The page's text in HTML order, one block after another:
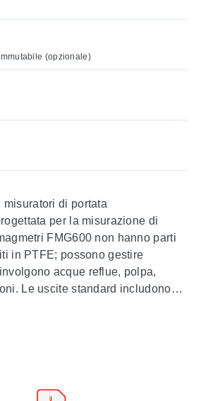
(opzionale)
misuratori di portata
per la misurazione di
FMG600 non hanno parti
in PTFE; possono gestire
acque reflue, polpa,
Le uscite standard includono
e comunicazioni RS485. Il
non accessibili ai